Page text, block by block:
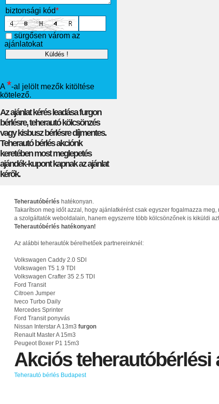
biztonsági kód*
sürgősen várom az
ajánlatokat
A *-al jelölt mezők kitöltése
kötelező.
Az ajánlat kérés leadása furgon
bérlésre, teherautó kölcsönzés
vagy kisbusz bérlésre díjmentes.
Teherautó bérlés akciónk
keretében most meglepetés
ajándék-kupont kapnak az ajánlat
kérők.
Teherautóbérlés hatékonyan.
Takarítson meg időt azzal, hogy ajánlatkérést csak egyszer fogalmazza
a szolgáltatók weboldalain, hanem egyszerre több kölcsönzőnek is kiküldi
Teherautóbérlés hatékonyan!
Az alábbi teherautók bérelhetőek partnereinknél:
Volkswagen Caddy 2.0 SDI
Volkswagen T5 1.9 TDI
Volkswagen Crafter 35 2.5 TDI
Ford Transit
Citroen Jumper
Iveco Turbo Daily
Mercedes Sprinter
Ford Transit ponyvás
Nissan Interstar A 13m3 furgon
Renault Master A 15m3
Peugeot Boxer P1 15m3
Akciósteherautóbérlési
Teherautó bérlés Budapest